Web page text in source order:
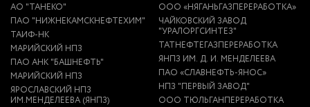
АО "ТАНЕКО"
ПАО "НИЖНЕКАМСКНЕФТЕХИМ"
ТАИФ-НК
МАРИЙСКИЙ НПЗ
ПАО АНК "БАШНЕФТЬ"
МАРИЙСКИЙ НПЗ
ЯРОСЛАВСКИЙ НПЗ
ИМ.МЕНДЕЛЕЕВА (ЯНПЗ)
ООО «НЯГАНЬГАЗПЕРЕРАБОТКА»
ЧАЙКОВСКИЙ ЗАВОД
"УРАЛОРГСИНТЕЗ"
ТАТНЕФТЕГАЗПЕРЕРАБОТКА
ЯНПЗ ИМ. Д. И. МЕНДЕЛЕЕВА
ПАО «СЛАВНЕФТЬ-ЯНОС»
НПЗ "ПЕРВЫЙ ЗАВОД"
ООО ТЮЛЬГАНПЕРЕРАБОТКА